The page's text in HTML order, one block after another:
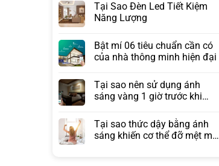
Tại Sao Đèn Led Tiết Kiệm
Năng Lượng
Bật mí 06 tiêu chuẩn cần có
của nhà thông minh hiện đại
Tại sao nên sử dụng ánh
sáng vàng 1 giờ trước khi
Tại sao thức dậy bằng ánh
sáng khiến cơ thể đỡ mệt mỏi